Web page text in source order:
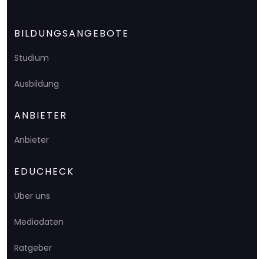
BILDUNGSANGEBOTE
Studium
Ausbildung
ANBIETER
Anbieter
EDUCHECK
Über uns
Mediadaten
Ratgeber